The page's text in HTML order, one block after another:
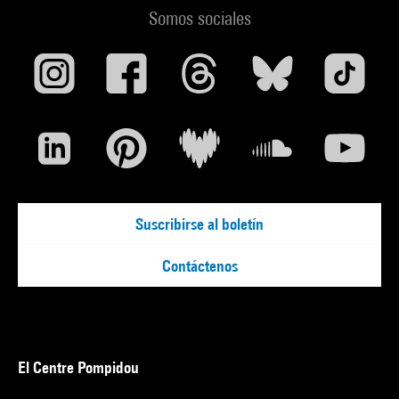
Somos sociales
Suscribirse al boletín
Contáctenos
El Centre Pompidou